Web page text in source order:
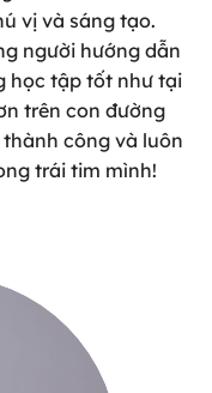
vị và sáng tạo.
người hướng dẫn
học tập tốt như tại
trên con đường
công và luôn
trái tim mình!